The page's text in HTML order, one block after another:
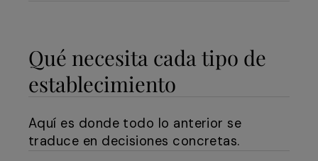
Qué necesita cada tipo de
establecimiento
Aquí es donde todo lo anterior se
traduce en decisiones concretas.